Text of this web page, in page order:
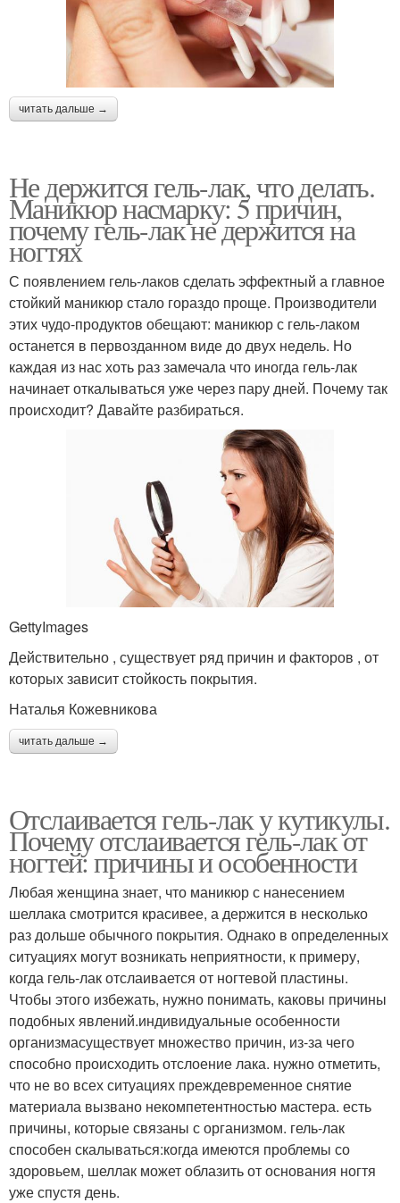
читать дальше →
Не держится гель-лак, что делать.
Маникюр насмарку: 5 причин,
почему гель-лак не держится на
ногтях
С появлением гель-лаков сделать эффектный а главное
стойкий маникюр стало гораздо проще. Производители
этих чудо-продуктов обещают: маникюр с гель-лаком
останется в первозданном виде до двух недель. Но
каждая из нас хоть раз замечала что иногда гель-лак
начинает откалываться уже через пару дней. Почему так
происходит? Давайте разбираться.
GettyImages
Действительно , существует ряд причин и факторов , от
которых зависит стойкость покрытия.
Наталья Кожевникова
читать дальше →
Отслаивается гель-лак у кутикулы.
Почему отслаивается гель-лак от
ногтей: причины и особенности
Любая женщина знает, что маникюр с нанесением
шеллака смотрится красивее, а держится в несколько
раз дольше обычного покрытия. Однако в определенных
ситуациях могут возникать неприятности, к примеру,
когда гель-лак отслаивается от ногтевой пластины.
Чтобы этого избежать, нужно понимать, каковы причины
подобных явлений.индивидуальные особенности
организмасуществует множество причин, из-за чего
способно происходить отслоение лака. нужно отметить,
что не во всех ситуациях преждевременное снятие
материала вызвано некомпетентностью мастера. есть
причины, которые связаны с организмом. гель-лак
способен скалываться:когда имеются проблемы со
здоровьем, шеллак может облазить от основания ногтя
уже спустя день.